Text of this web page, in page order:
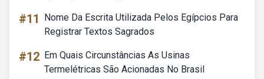
#11
Nome Da Escrita Utilizada Pelos Egípcios Para
Registrar Textos Sagrados
#12 Em Quais Circunstâncias As Usinas
Termelétricas São Acionadas No Brasil